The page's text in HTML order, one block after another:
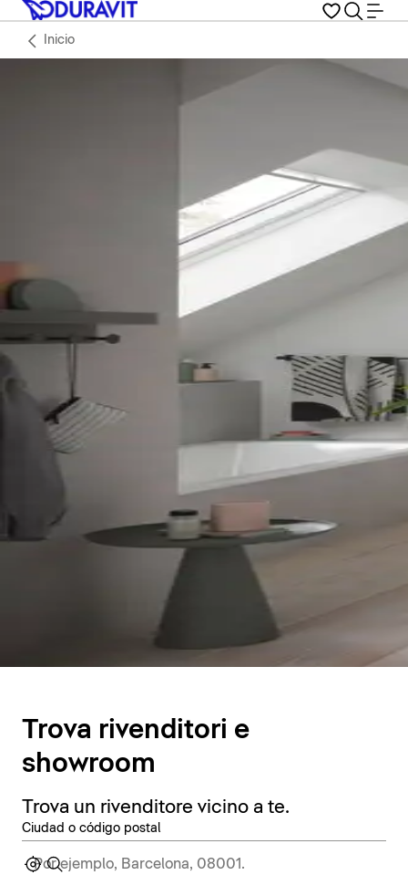
Inicio
Trova rivenditori e
showroom
Trova un rivenditore vicino a te.
Ciudad o código postal